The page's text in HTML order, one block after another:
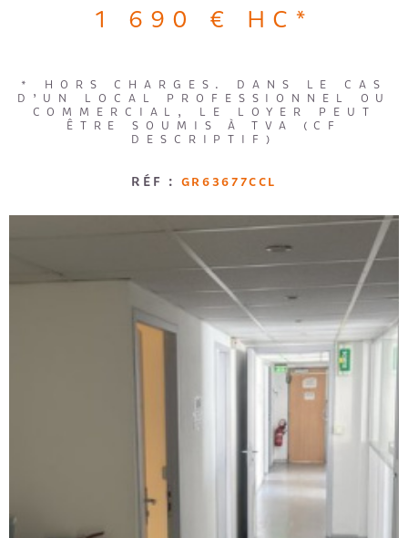
AVIS
1 690 € HC*
* HORS CHARGES. DANS LE CAS
D’UN LOCAL PROFESSIONNEL OU
COMMERCIAL, LE LOYER PEUT
ÊTRE SOUMIS À TVA (CF
DESCRIPTIF)
RÉF : GR63677CCL
Terrasse
Balcon
RECHERCHER